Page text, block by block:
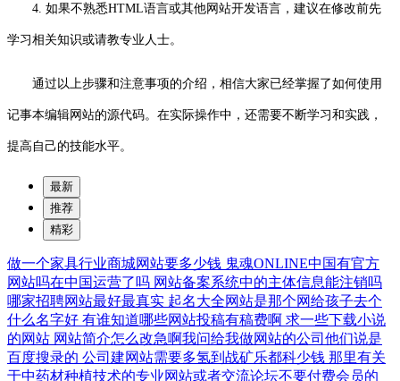
4. 如果不熟悉HTML语言或其他网站开发语言，建议在修改前先
学习相关知识或请教专业人士。
通过以上步骤和注意事项的介绍，相信大家已经掌握了如何使用
记事本编辑网站的源代码。在实际操作中，还需要不断学习和实践，
提高自己的技能水平。
最新
推荐
精彩
做一个家具行业商城网站要多少钱 鬼魂ONLINE中国有官方
网站吗在中国运营了吗 网站备案系统中的主体信息能注销吗
哪家招聘网站最好最真实 起名大全网站是那个网给孩子去个
什么名字好 有谁知道哪些网站投稿有稿费啊 求一些下载小说
的网站 网站简介怎么改急啊我问给我做网站的公司他们说是
百度搜录的 公司建网站需要多氢到战矿乐都科少钱 那里有关
于中药材种植技术的专业网站或者交流论坛不要付费会员的